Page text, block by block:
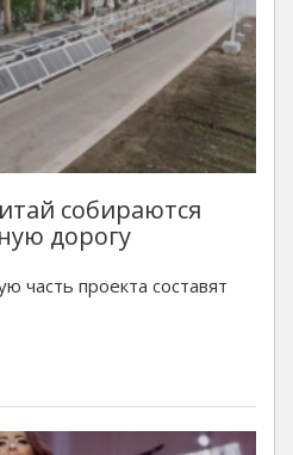
собираются
дорогу
часть проекта составят